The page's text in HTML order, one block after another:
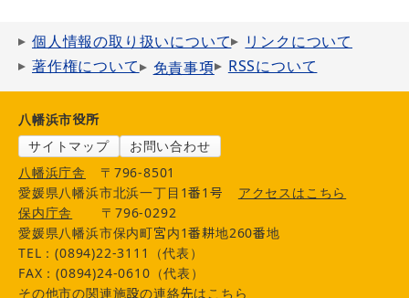
個人情報の取り扱いについて
リンクについて
著作権について
免責事項 RSSについて
八幡浜市役所
サイトマップ
お問い合わせ
八幡浜庁舎
〒796-8501
愛媛県八幡浜市北浜一丁目1番1号
アクセスはこちら
保内庁舎
〒796-0292
愛媛県八幡浜市保内町宮内1番耕地260番地
TEL：(0894)22-3111（代表）
FAX：(0894)24-0610（代表）
その他市の関連施設の連絡先はこちら